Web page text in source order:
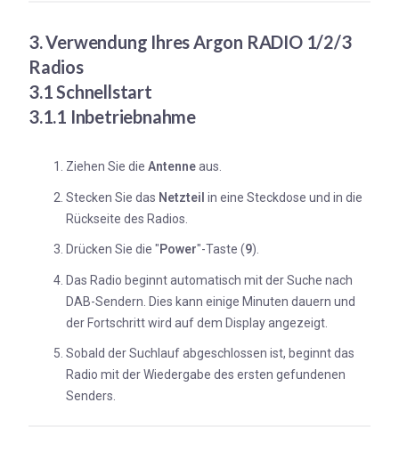
3. Verwendung Ihres Argon RADIO 1/2/3
Radios
3.1 Schnellstart
3.1.1 Inbetriebnahme
Ziehen Sie die Antenneaus.
Stecken Sie das Netzteil in eine Steckdose und in die
Rückseite des Radios.
Drücken Sie die "Power"-Taste (9).
Das Radio beginnt automatisch mit der Suche nach
DAB-Sendern. Dies kann einige Minuten dauern und
der Fortschritt wird auf dem Display angezeigt.
Sobald der Suchlauf abgeschlossen ist, beginnt das
Radio mit der Wiedergabe des ersten gefundenen
Senders.